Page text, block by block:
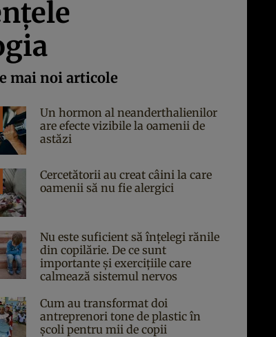
mai noi articole
Un hormon al neanderthalienilor
are efecte vizibile la oamenii de
astăzi
Cercetătorii au creat câini la care
oamenii să nu fie alergici
Nu este suficient să înțelegi rănile
din copilărie. De ce sunt
importante și exercițiile care
calmează sistemul nervos
Cum au transformat doi
antreprenori tone de plastic în
școli pentru mii de copii